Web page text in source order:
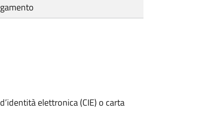
elettronica (CIE) o carta